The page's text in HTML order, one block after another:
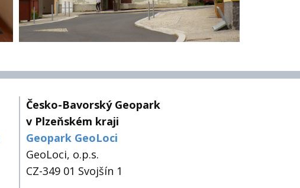
Česko-Bavorský Geopark
v Plzeňském kraji
Geopark GeoLoci
GeoLoci, o.p.s.
CZ-349 01 Svojšín 1